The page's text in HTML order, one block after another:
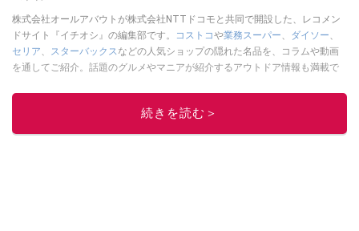
株式会社オールアバウトが株式会社NTTドコモと共同で開設した、レコメン
ドサイト『イチオシ』の編集部です。
コストコや業務スーパー、 ダイソー、
セリア、 スターバックスなどの人気ショップの隠れた名品を、コラムや動画
を通してご紹介。話題のグルメやマニアが紹介するアウトドア情報も満載で
レビューしています。毎日トレンド情報をお届けしているので、ぜひ
してください！続きを読む＞